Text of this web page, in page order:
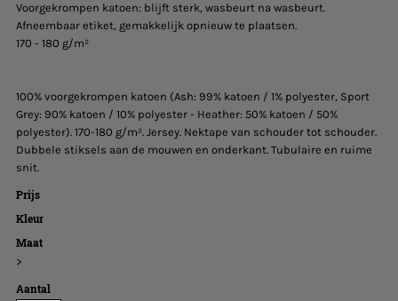
Voorgekrompen katoen: blijft sterk, wasbeurt na wasbeurt.
Afneembaar etiket, gemakkelijk opnieuw te plaatsen.
170 - 180 g/m²
100% voorgekrompen katoen (Ash: 99% katoen / 1% polyester, Sport
Grey: 90% katoen / 10% polyester - Heather: 50% katoen / 50%
polyester). 170-180 g/m². Jersey. Nektape van schouder tot schouder.
Dubbele stiksels aan de mouwen en onderkant. Tubulaire en ruime
snit.
Prijs
Kleur
Maat
>
Aantal